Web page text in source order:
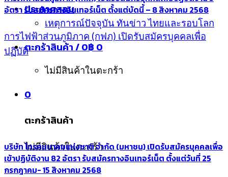
ประกาศสอบ
เหตุการณ์ปัจจุบัน ทันข่าว ไทยและรอบโลก
ตะกร้าสินค้า /0฿ 0
ไม่มีสินค้าในตะกร้า
0
ตะกร้าสินค้า
ไม่มีสินค้าในตะกร้า
อัตรา รับสมัครทางอินเทอร์เน็ต ตั้งแต่บัดนี้ – 8 สิงหาคม 2568
การไฟฟ้าส่วนภูมิภาค (กฟภ) เปิดรับสมัครบุคคลเพื่อ
ปฏิบัติ
บริษัท โทรคมนาคมแห่งชาติ จำกัด (มหาชน) เปิดรับสมัครบุคคลเพื่อ
เข้าปฏิบัติงาน 82 อัตรา รับสมัครทางอินเทอร์เน็ต ตั้งแต่วันที่ 25
กรกฎาคม- 15 สิงหาคม 2568